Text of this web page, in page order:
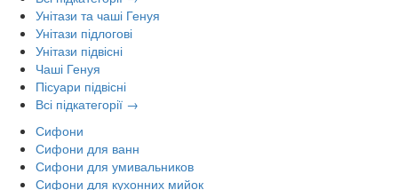
Унітази та чаші Генуя
Унітази підлогові
Унітази підвісні
Чаші Генуя
Пісуари підвісні
Всі підкатегорії →
Сифони
Сифони для ванн
Сифони для умивальников
Сифони для кухонних мийок